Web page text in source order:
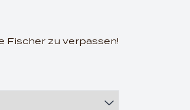
Fischer zu verpassen!